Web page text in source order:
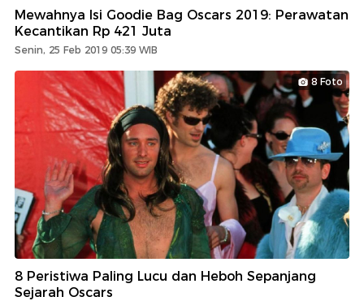
Mewahnya Isi Goodie Bag Oscars 2019: Perawatan
Kecantikan Rp 421 Juta
Senin, 25 Feb 2019 05:39 WIB
8 Foto
8 Peristiwa Paling Lucu dan Heboh Sepanjang
Sejarah Oscars